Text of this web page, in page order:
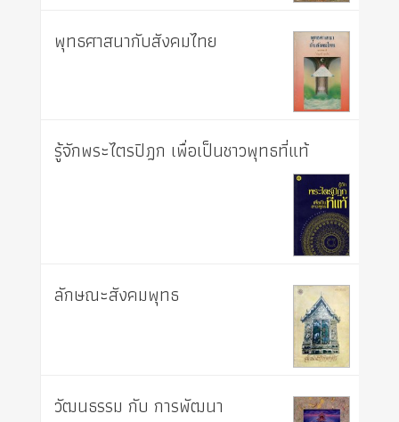
พุทธศาสนากับสังคมไทย
รู้จักพระไตรปิฎก เพื่อเป็นชาวพุทธที่แท้
ลักษณะสังคมพุทธ
วัฒนธรรม กับ การพัฒนา